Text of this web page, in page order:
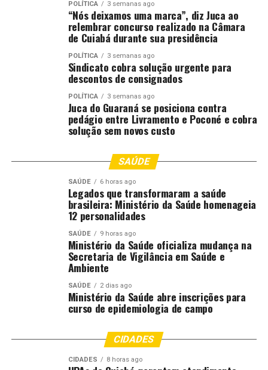
POLÍTICA 3 semanas ago
“Nós deixamos uma marca”, diz Juca ao
relembrar concurso realizado na Câmara
de Cuiabá durante sua presidência
POLÍTICA 3 semanas ago
Sindicato cobra solução urgente para
descontos de consignados
POLÍTICA 3 semanas ago
Juca do Guaraná se posiciona contra
pedágio entre Livramento e Poconé e cobra
solução sem novos custo
SAÚDE
SAÚDE 6 horas ago
Legados que transformaram a saúde
brasileira: Ministério da Saúde homenageia
12 personalidades
SAÚDE 9 horas ago
Ministério da Saúde oficializa mudança na
Secretaria de Vigilância em Saúde e
Ambiente
SAÚDE 2 dias ago
Ministério da Saúde abre inscrições para
curso de epidemiologia de campo
CIDADES
CIDADES 8 horas ago